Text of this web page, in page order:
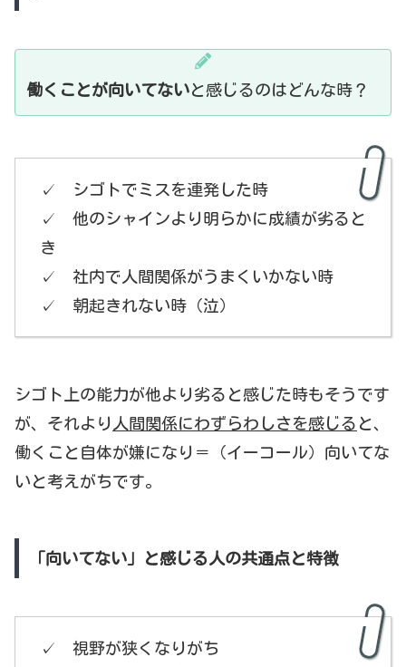
働くことが向いてないと感じるのはどんな時？
✓ シゴトでミスを連発した時
✓ 他のシャインより明らかに成績が劣ると
き
✓ 社内で人間関係がうまくいかない時
✓ 朝起きれない時（泣）
シゴト上の能力が他より劣ると感じた時もそうです
が、それより 人間関係にわずらわしさを感じる と、
働くこと自体が嫌になり＝（イーコール）向いてな
いと考えがちです。
「向いてない」と感じる人の共通点と特徴
✓ 視野が狭くなりがち